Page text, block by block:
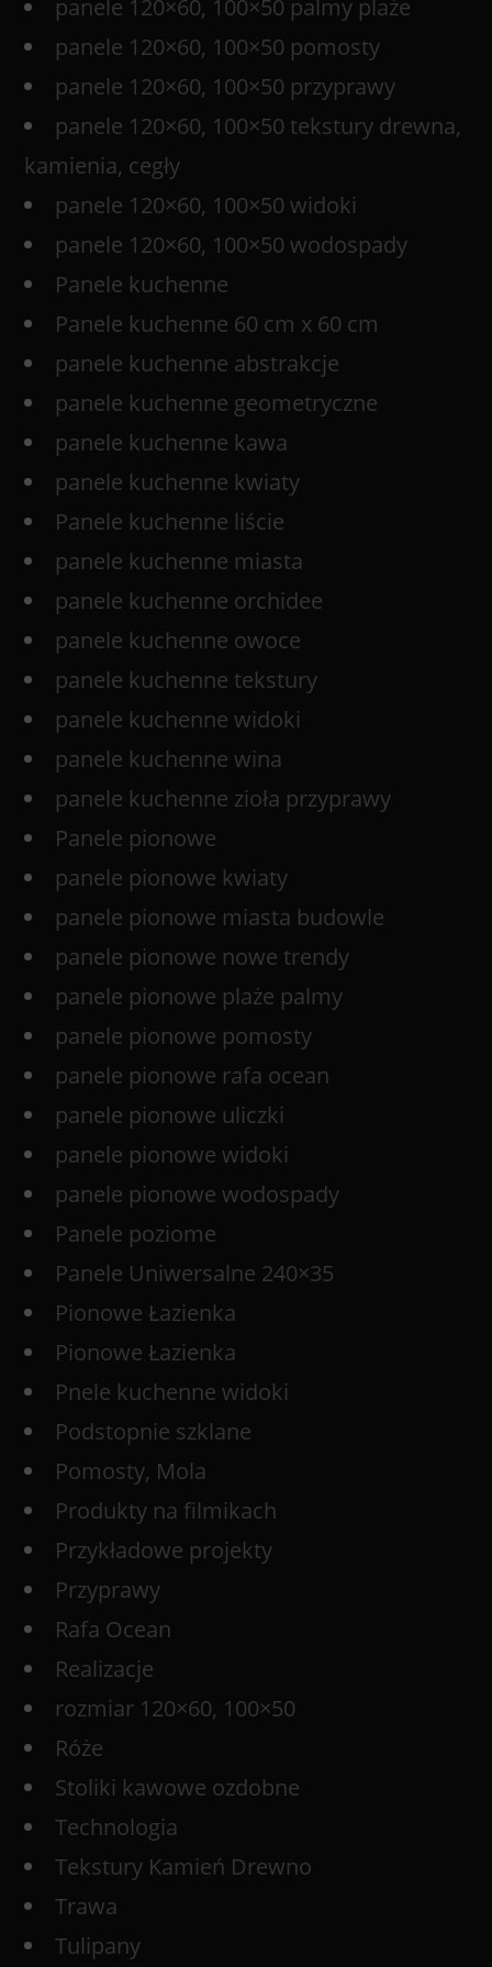
panele 120×60, 100×50 palmy plaże
panele 120×60, 100×50 pomosty
panele 120×60, 100×50 przyprawy
panele 120×60, 100×50 tekstury drewna,
kamienia, cegły
panele 120×60, 100×50 widoki
panele 120×60, 100×50 wodospady
Panele kuchenne
Panele kuchenne 60 cm x 60 cm
panele kuchenne abstrakcje
panele kuchenne geometryczne
panele kuchenne kawa
panele kuchenne kwiaty
Panele kuchenne liście
panele kuchenne miasta
panele kuchenne orchidee
panele kuchenne owoce
panele kuchenne tekstury
panele kuchenne widoki
panele kuchenne wina
panele kuchenne zioła przyprawy
Panele pionowe
panele pionowe kwiaty
panele pionowe miasta budowle
panele pionowe nowe trendy
panele pionowe plaże palmy
panele pionowe pomosty
panele pionowe rafa ocean
panele pionowe uliczki
panele pionowe widoki
panele pionowe wodospady
Panele poziome
Panele Uniwersalne 240×35
Pionowe Łazienka
Pionowe Łazienka
Pnele kuchenne widoki
Podstopnie szklane
Pomosty, Mola
Produkty na filmikach
Przykładowe projekty
Przyprawy
Rafa Ocean
Realizacje
rozmiar 120×60, 100×50
Róże
Stoliki kawowe ozdobne
Technologia
Tekstury Kamień Drewno
Trawa
Tulipany